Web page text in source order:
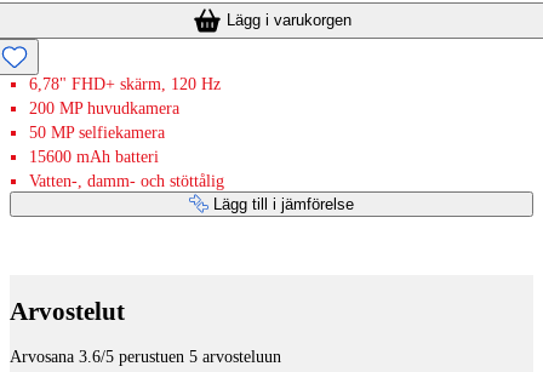
Lägg i varukorgen
6,78" FHD+ skärm, 120 Hz
200 MP huvudkamera
50 MP selfiekamera
15600 mAh batteri
Vatten-, damm- och stöttålig
Lägg till i jämförelse
Arvostelut
Arvosana 3.6/5 perustuen 5 arvosteluun